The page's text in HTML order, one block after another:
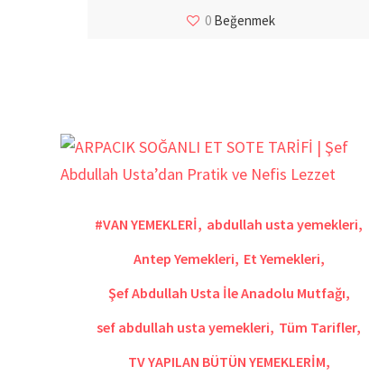
0 Beğenmek
#VAN YEMEKLERİ, abdullah usta yemekleri,
Antep Yemekleri, Et Yemekleri,
Şef Abdullah Usta İle Anadolu Mutfağı,
sef abdullah usta yemekleri, Tüm Tarifler,
TV YAPILAN BÜTÜN YEMEKLERİM,